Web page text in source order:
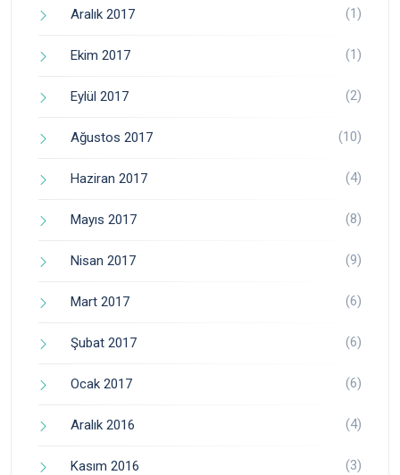
Aralık 2017 (1)
Ekim 2017 (1)
Eylül 2017 (2)
Ağustos 2017 (10)
Haziran 2017 (4)
Mayıs 2017 (8)
Nisan 2017 (9)
Mart 2017 (6)
Şubat 2017 (6)
Ocak 2017 (6)
Aralık 2016 (4)
Kasım 2016 (3)